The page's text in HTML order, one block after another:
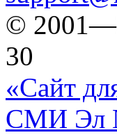
©
30
«Сайт
СМИ Эл